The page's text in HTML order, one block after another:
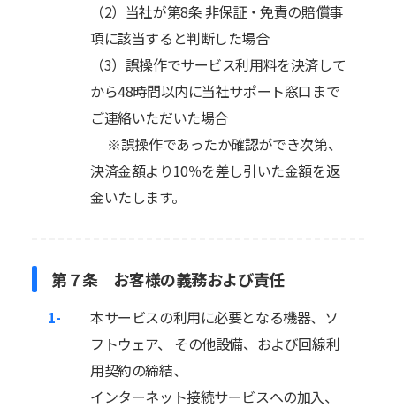
（2）当社が第8条 非保証・免責の賠償事
項に該当すると判断した場合
（3）誤操作でサービス利用料を決済して
から48時間以内に当社サポート窓口まで
ご連絡いただいた場合
※誤操作であったか確認ができ次第、
決済金額より10％を差し引いた金額を返
金いたします。
第７条 お客様の義務および責任
1-
本サービスの利用に必要となる機器、ソ
フトウェア、 その他設備、および回線利
用契約の締結、
インターネット接続サービスへの加入、